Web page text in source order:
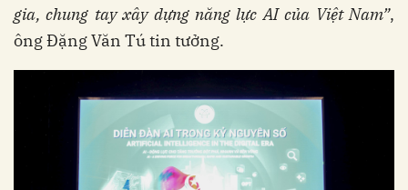
gia, chung tay xây dựng năng lực AI của Việt Nam”,
ông Đặng Văn Tú tin tưởng.